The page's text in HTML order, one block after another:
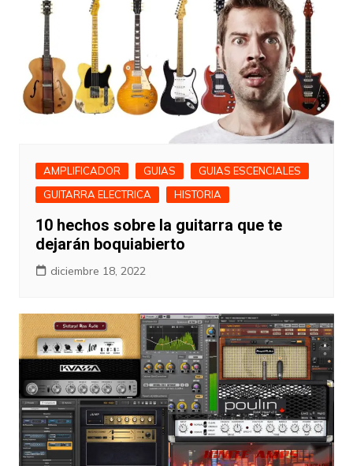
AMPLIFICADOR GUIAS
GUIAS ESCENCIALES
GUITARRA ELECTRICA
HISTORIA
10 hechos sobre la guitarra que te
dejarán boquiabierto
diciembre 18, 2022